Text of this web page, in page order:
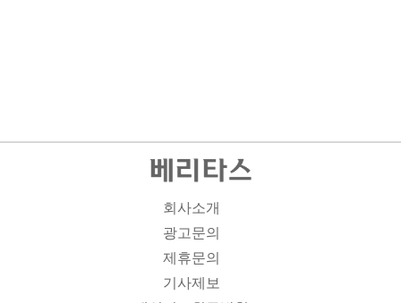
회사소개
광고문의
제휴문의
기사제보